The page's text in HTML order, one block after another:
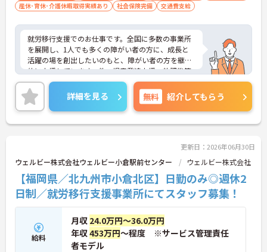
産休･育休･介護休暇取得実績あり
社会保険完備 交通費支給
就労移行支援でのお仕事です。全国に多数の事業所
を展開し、1人でも多くの障がい者の方に、成長と
活躍の場を創出したいのもと、障がい者の方を継続
的に支援しています。他、児童発達支援、放課後等
デイサービスも展開しており安定感も抜群です。
ご興味ある方には、面接対策ポイントなど、さらに
詳細をお話しいたしますのでお気軽にご相談くださ
い！
詳細を見る 無料 紹介してもらう
更新日：2026年06月30日
ウェルビー株式会社ウェルビー小倉駅前センター ウェルビー株式会社
【福岡県／北九州市小倉北区】日勤のみ◎週休2
日制／就労移行支援事業所にてスタッフ募集！
給料
月収 24.0万円～36.0万円
年収453万円～程度 ※サービス管理責任
者モデル